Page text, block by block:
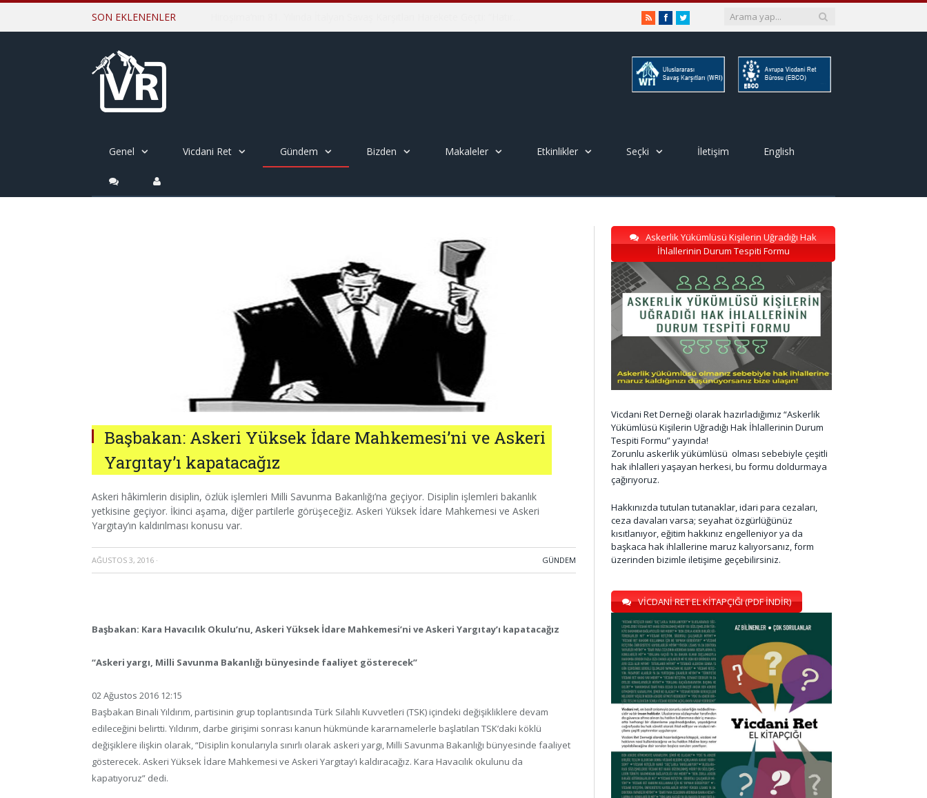
SON EKLENENLER RSSFacebookTwitter
Genel Vicdani Ret Gündem Bizden Makaleler Etkinlikler Seçki İletişim English
Başbakan: Askeri Yüksek İdare Mahkemesi’ni ve Askeri
Yargıtay’ı kapatacağız
Askeri hâkimlerin disiplin, özlük işlemleri Milli Savunma Bakanlığı’na geçiyor. Disiplin işlemleri bakanlık
yetkisine geçiyor. İkinci aşama, diğer partilerle görüşeceğiz. Askeri Yüksek İdare Mahkemesi ve Askeri
Yargıtay’ın kaldırılması konusu var.
AĞUSTOS 3, 2016 · GÜNDEM
Başbakan: Kara Havacılık Okulu’nu, Askeri Yüksek İdare Mahkemesi’ni ve Askeri Yargıtay’ı kapatacağız
“Askeri yargı, Milli Savunma Bakanlığı bünyesinde faaliyet gösterecek”
02 Ağustos 2016 12:15
Başbakan Binali Yıldırım, partisinin grup toplantısında Türk Silahlı Kuvvetleri (TSK) içindeki değişikliklere devam
edileceğini belirtti. Yıldırım, darbe girişimi sonrası kanun hükmünde kararnamelerle başlatılan TSK’daki köklü
değişiklere ilişkin olarak, “Disiplin konularıyla sınırlı olarak askeri yargı, Milli Savunma Bakanlığı bünyesinde faaliyet
gösterecek. Askeri Yüksek İdare Mahkemesi ve Askeri Yargıtay’ı kaldıracağız. Kara Havacılık okulunu da
kapatıyoruz” dedi.
Askerlik Yükümlüsü Kişilerin Uğradığı Hak
İhlallerinin Durum Tespiti Formu
Vicdani Ret Derneği olarak hazırladığımız “Askerlik
Yükümlüsü Kişilerin Uğradığı Hak İhlallerinin Durum
Tespiti Formu” yayında!
Zorunlu askerlik yükümlüsü olması sebebiyle çeşitli
hak ihlalleri yaşayan herkesi, bu formu doldurmaya
çağırıyoruz.
Hakkınızda tutulan tutanaklar, idari para cezaları,
ceza davaları varsa; seyahat özgürlüğünüz
kısıtlanıyor, eğitim hakkınız engelleniyor ya da
başkaca hak ihlallerine maruz kalıyorsanız, form
üzerinden bizimle iletişime geçebilirsiniz.
VİCDANİ RET EL KİTAPÇIĞI (PDF İNDİR)